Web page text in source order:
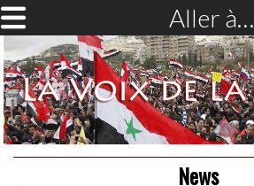
Aller à…
News